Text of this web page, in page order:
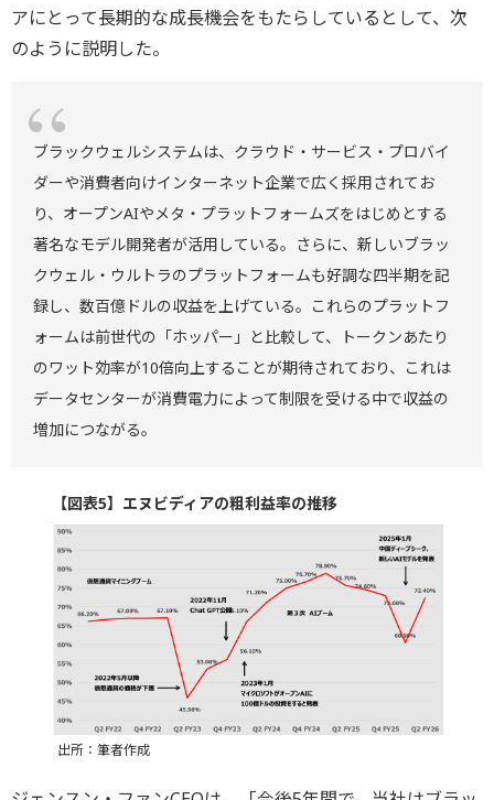
アにとって長期的な成長機会をもたらしているとして、次
のように説明した。
ブラックウェルシステムは、クラウド・サービス・プロバイ
ダーや消費者向けインターネット企業で広く採用されてお
り、オープンAIやメタ・プラットフォームズをはじめとする
著名なモデル開発者が活用している。さらに、新しいブラッ
クウェル・ウルトラのプラットフォームも好調な四半期を記
録し、数百億ドルの収益を上げている。これらのプラットフ
ォームは前世代の「ホッパー」と比較して、トークンあたり
のワット効率が10倍向上することが期待されており、これは
データセンターが消費電力によって制限を受ける中で収益の
増加につながる。
【図表5】エヌビディアの粗利益率の推移
出所：筆者作成